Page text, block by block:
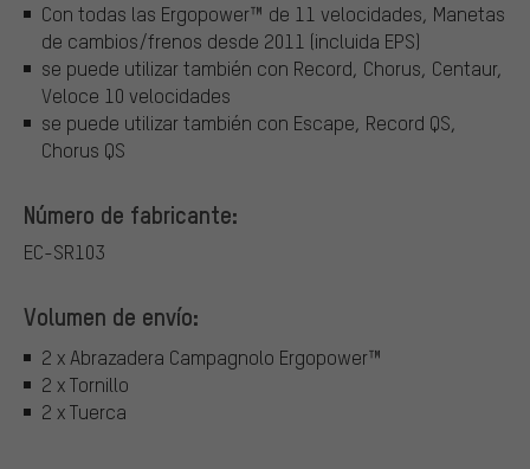
Con todas las Ergopower™ de 11 velocidades, Manetas
de cambios/frenos desde 2011 (incluida EPS)
se puede utilizar también con Record, Chorus, Centaur,
Veloce 10 velocidades
se puede utilizar también con Escape, Record QS,
Chorus QS
Número de fabricante:
EC-SR103
Volumen de envío:
2 x Abrazadera Campagnolo Ergopower™
2 x Tornillo
2 x Tuerca